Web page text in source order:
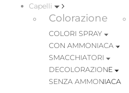
Capelli
Colorazione
COLORI SPRAY
CON AMMONIACA
SMACCHIATORI
DECOLORAZIONE
SENZA AMMONIACA